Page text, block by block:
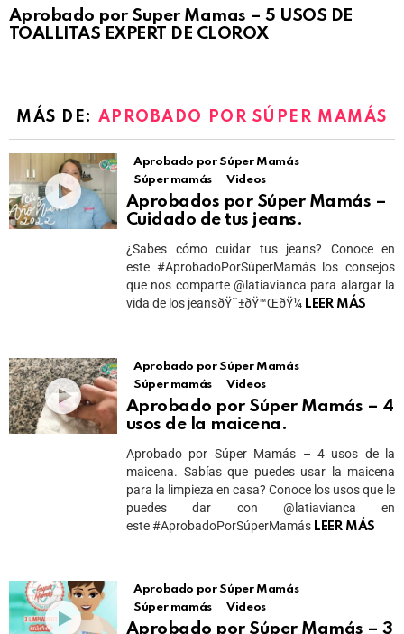
Aprobado por Super Mamas – 5 USOS DE
TOALLITAS EXPERT DE CLOROX
MÁS DE: APROBADO POR SÚPER MAMÁS
Aprobado por Súper Mamás
Súper mamás
Videos
Aprobados por Súper Mamás –
Cuidado de tus jeans.
¿Sabes cómo cuidar tus jeans? Conoce en
este #AprobadoPorSúperMamás los consejos
que nos comparte @latiavianca para alargar la
vida de los jeansðŸ˜±ðŸ™ŒðŸ¼ LEER MÁS
Aprobado por Súper Mamás
Súper mamás
Videos
Aprobado por Súper Mamás – 4
usos de la maicena.
Aprobado por Súper Mamás – 4 usos de la
maicena. Sabías que puedes usar la maicena
para la limpieza en casa? Conoce los usos que le
puedes dar con @latiavianca en
este #AprobadoPorSúperMamás LEER MÁS
Aprobado por Súper Mamás
Súper mamás
Videos
Aprobado por Súper Mamás – 3